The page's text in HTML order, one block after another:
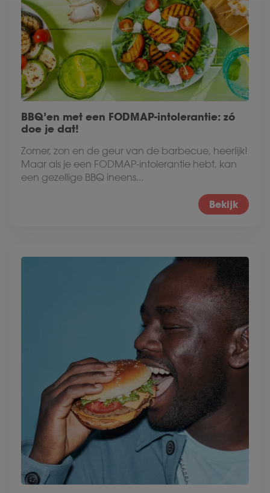
BBQ’en met een FODMAP-intolerantie: zó
doe je dat!
Zomer, zon en de geur van de barbecue, heerlijk!
Maar als je een FODMAP-intolerantie hebt, kan
een gezellige BBQ ineens...
Bekijk